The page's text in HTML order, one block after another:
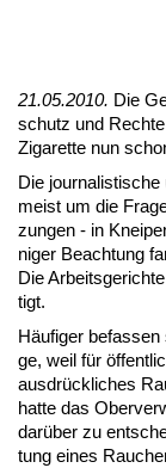
21.05.2010. Die
schutz und
Zi­ga­ret­te nun
Die
meist um die
zun­gen - in
ni­ger Be­ach­tung
Die
tigt.
Häu­fi­ger
ge, weil für
aus­drück­li­ches
hat­te das
dar­über zu
tung ei­nes